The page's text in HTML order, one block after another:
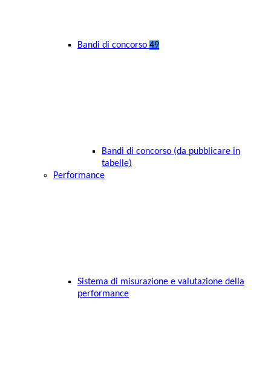
Bandi di concorso 49
Bandi di concorso (da pubblicare in
tabelle)
Performance
Sistema di misurazione e valutazione della
performance